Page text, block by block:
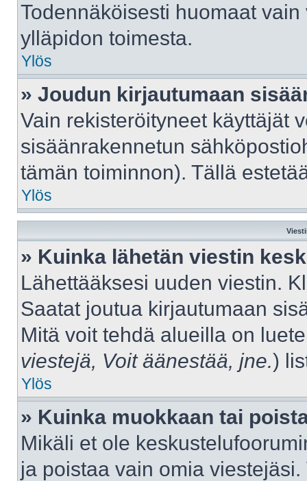
Todennäköisesti huomaat
ylläpidon toimesta.
Ylös
» Joudun kirjautumaan
Vain rekisteröityneet käyttäjät
sisäänrakennetun
tämän toiminnon). Tällä
Ylös
» Kuinka lähetän viestin
Lähettääksesi uuden viestin.
Saatat joutua kirjautumaan
Mitä voit tehdä alueilla on
viestejä, Voit äänestää, jne.)
Ylös
» Kuinka muokkaan tai
Mikäli et ole
ja poistaa vain omia